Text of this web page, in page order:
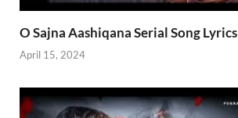
O Sajna Aashiqana Serial Song Lyrics
April 15, 2024